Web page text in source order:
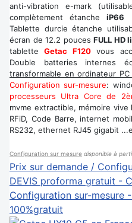
anti-vibration e-mark
complètement étancheiP66
Tablette durcie étanche
écran de 12.2 pouces FULL HD
tabletteGetac F120vous
Double batteries internes
transformable en ordinateur
Configuration sur-mesure:
processeurs Ultra Core de
mvme extractible, mémoire vive
RFiD, Code Barre, internet
RS232, ethernet RJ45 gigabit
Configuration sur mesure disponible à
Prix sur demande /
DEVIS proforma gratuit -
Configuration sur-mesure
100%gratuit